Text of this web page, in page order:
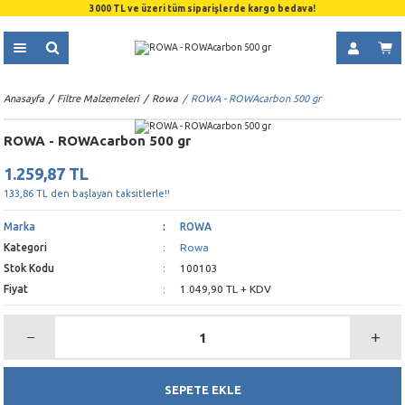
3000 TL ve üzeri tüm siparişlerde kargo bedava!
Anasayfa Filtre Malzemeleri Rowa ROWA - ROWAcarbon 500 gr
ROWA - ROWAcarbon 500 gr
1.259,87 TL
133,86 TL den başlayan taksitlerle!!
Marka
ROWA
Kategori
Rowa
Stok Kodu
100103
Fiyat
1.049,90 TL + KDV
SEPETE EKLE